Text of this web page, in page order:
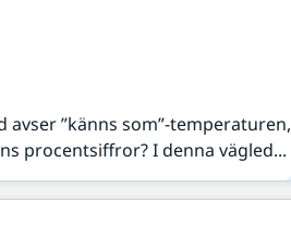
”känns som”-temperaturen,
procentsiffror? I denna vägled...